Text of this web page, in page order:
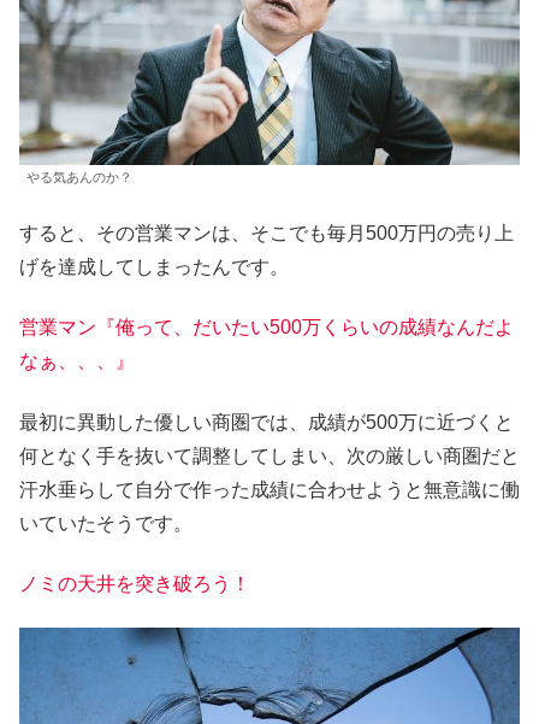
やる気あんのか？
すると、その営業マンは、そこでも毎月500万円の売り上
げを達成してしまったんです。
営業マン『俺って、だいたい500万くらいの成績なんだよ
なぁ、、、』
最初に異動した優しい商圏では、成績が500万に近づくと
何となく手を抜いて調整してしまい、次の厳しい商圏だと
汗水垂らして自分で作った成績に合わせようと無意識に働
いていたそうです。
ノミの天井を突き破ろう！